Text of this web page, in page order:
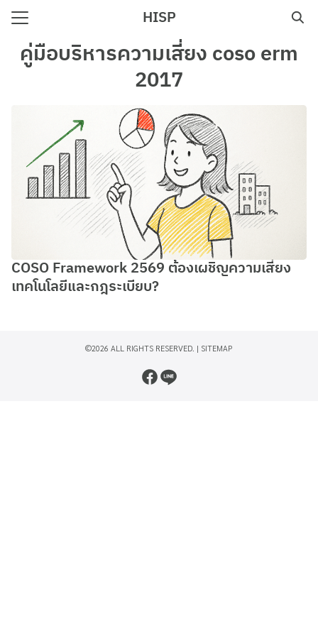
Skip
content
HISP
Search
for:
คู่มือบริหารความเสี่ยง coso erm
2017
COSO Framework 2569 ต้องเผชิญความเสี่ยง
เทคโนโลยีและกฎระเบียบ?
©2026 ALL RIGHTS RESERVED. | SITEMAP